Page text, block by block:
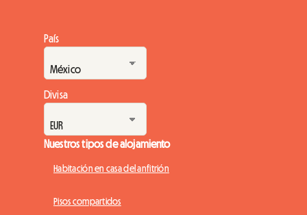
País
Divisa
Nuestros tipos de alojamiento
Habitación en casa del anfitrión
Pisos compartidos